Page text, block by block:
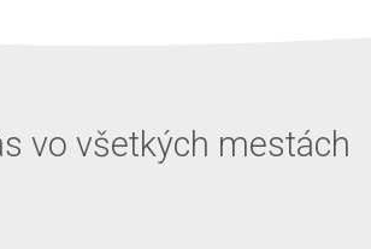
vo všetkých mestách